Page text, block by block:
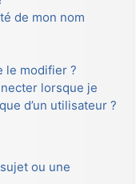
de mon nom
le modifier ?
lorsque je
d’un utilisateur ?
ou une